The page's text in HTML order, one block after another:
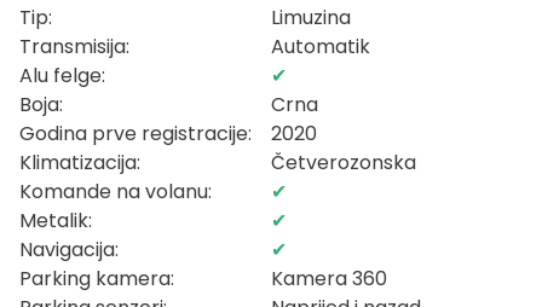
Tip:
Limuzina
Transmisija:
Automatik
Alu felge:
✔
Boja:
Crna
Godina prve registracije:
2020
Klimatizacija:
Četverozonska
Komande na volanu:
✔
Metalik:
✔
Navigacija:
✔
Parking kamera:
Kamera 360